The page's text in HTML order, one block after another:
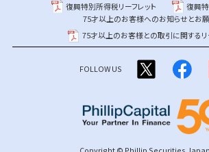
復興特別所得税リーフレット
復興
75才以上のお客様へのお知らせとお
75才以上のお客様との取引に関するリ
FOLLOW US